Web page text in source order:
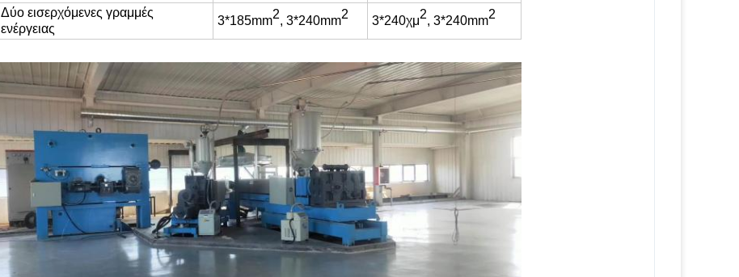
Δύο εισερχόμενες γραμμές
ενέργειας
3*185mm2, 3*240mm2 3*240χμ2, 3*240mm2